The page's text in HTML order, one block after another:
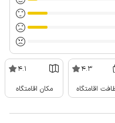
4.3
اقامتگاه
4.1
مکان اقامتگاه